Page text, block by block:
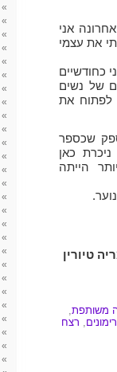
אני
את עצמי
כחודשיים
של נשים
לי לפתוח את
שכספר
כאן
הייתה
טיורין
משותפת,
רימונים, רצח